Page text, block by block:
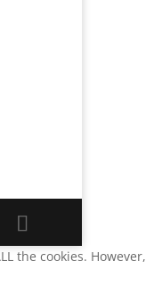
the cookies. However,